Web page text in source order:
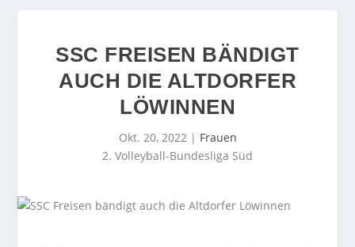
SSC FREISEN BÄNDIGT
AUCH DIE ALTDORFER
LÖWINNEN
Okt. 20, 2022| Frauen
2. Volleyball-Bundesliga Süd